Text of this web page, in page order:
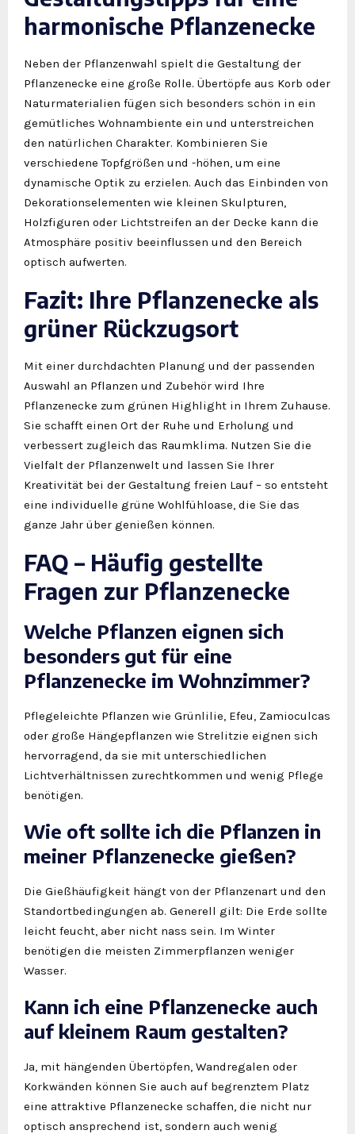
harmonische Pflanzenecke
Neben der Pflanzenwahl spielt die Gestaltung der
Pflanzenecke eine große Rolle. Übertöpfe aus Korb oder
Naturmaterialien fügen sich besonders schön in ein
gemütliches Wohnambiente ein und unterstreichen
den natürlichen Charakter. Kombinieren Sie
verschiedene Topfgrößen und -höhen, um eine
dynamische Optik zu erzielen. Auch das Einbinden von
Dekorationselementen wie kleinen Skulpturen,
Holzfiguren oder Lichtstreifen an der Decke kann die
Atmosphäre positiv beeinflussen und den Bereich
optisch aufwerten.
Fazit: Ihre Pflanzenecke als
grüner Rückzugsort
Mit einer durchdachten Planung und der passenden
Auswahl an Pflanzen und Zubehör wird Ihre
Pflanzenecke zum grünen Highlight in Ihrem Zuhause.
Sie schafft einen Ort der Ruhe und Erholung und
verbessert zugleich das Raumklima. Nutzen Sie die
Vielfalt der Pflanzenwelt und lassen Sie Ihrer
Kreativität bei der Gestaltung freien Lauf – so entsteht
eine individuelle grüne Wohlfühloase, die Sie das
ganze Jahr über genießen können.
FAQ – Häufig gestellte
Fragen zur Pflanzenecke
Welche Pflanzen eignen sich
besonders gut für eine
Pflanzenecke im Wohnzimmer?
Pflegeleichte Pflanzen wie Grünlilie, Efeu, Zamioculcas
oder große Hängepflanzen wie Strelitzie eignen sich
hervorragend, da sie mit unterschiedlichen
Lichtverhältnissen zurechtkommen und wenig Pflege
benötigen.
Wie oft sollte ich die Pflanzen in
meiner Pflanzenecke gießen?
Die Gießhäufigkeit hängt von der Pflanzenart und den
Standortbedingungen ab. Generell gilt: Die Erde sollte
leicht feucht, aber nicht nass sein. Im Winter
benötigen die meisten Zimmerpflanzen weniger
Wasser.
Kann ich eine Pflanzenecke auch
auf kleinem Raum gestalten?
Ja, mit hängenden Übertöpfen, Wandregalen oder
Korkwänden können Sie auch auf begrenztem Platz
eine attraktive Pflanzenecke schaffen, die nicht nur
optisch ansprechend ist, sondern auch wenig